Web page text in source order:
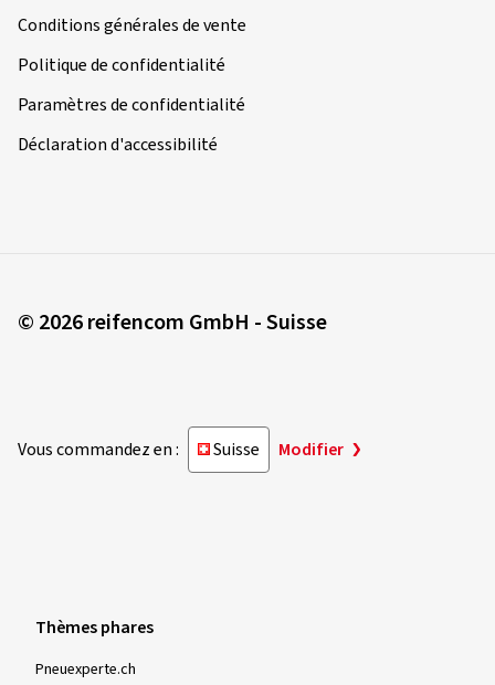
Conditions générales de vente
Politique de confidentialité
Paramètres de confidentialité
Déclaration d'accessibilité
© 2026 reifencom GmbH - Suisse
Vous commandez en : Suisse Modifier
Thèmes phares
Pneuexperte.ch